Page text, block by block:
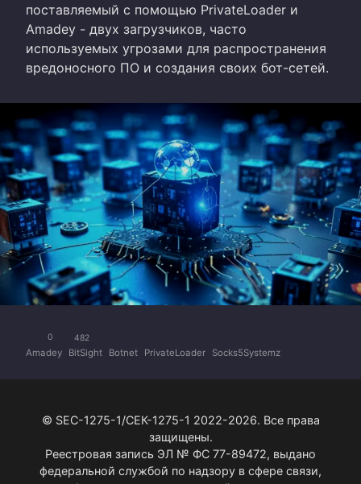
поставляемый с помощью PrivateLoader и
Amadey - двух загрузчиков, часто
используемых угрозами для распространения
вредоносного ПО и создания своих бот-сетей.
0 482
Amadey BitSight Botnet PrivateLoader Socks5Systemz
© SEC-1275-1/СЕК-1275-1 2022-2026. Все права
защищены.
Реестровая запись ЭЛ № ФС 77-89472, выдано
федеральной службой по надзору в сфере связи,